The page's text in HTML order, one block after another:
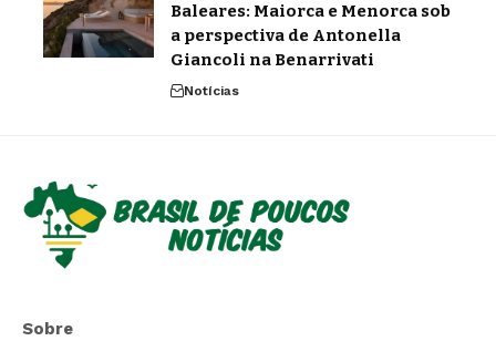
Baleares: Maiorca e Menorca sob
a perspectiva de Antonella
Giancoli na Benarrivati
Notícias
Sobre